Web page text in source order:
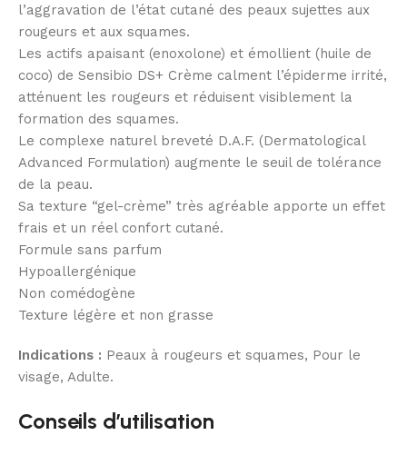
l’aggravation de l’état cutané des peaux sujettes aux
rougeurs et aux squames.
Les actifs apaisant (enoxolone) et émollient (huile de
coco) de Sensibio DS+ Crème calment l’épiderme irrité,
atténuent les rougeurs et réduisent visiblement la
formation des squames.
Le complexe naturel breveté D.A.F. (Dermatological
Advanced Formulation) augmente le seuil de tolérance
de la peau.
Sa texture “gel-crème” très agréable apporte un effet
frais et un réel confort cutané.
Formule sans parfum
Hypoallergénique
Non comédogène
Texture légère et non grasse
Indications : Peaux à rougeurs et squames, Pour le
visage, Adulte.
Conseils d’utilisation